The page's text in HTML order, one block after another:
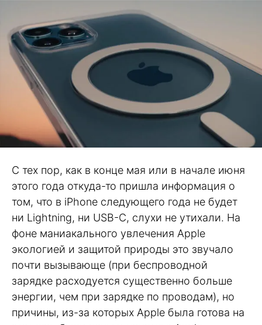
С тех пор, как в конце мая или в начале июня
этого года откуда-то пришла информация о
том, что в iPhone следующего года не будет
ни Lightning, ни USB-C, слухи не утихали. На
фоне маниакального увлечения Apple
экологией и защитой природы это звучало
почти вызывающе (при беспроводной
зарядке расходуется существенно больше
энергии, чем при зарядке по проводам), но
причины, из-за которых Apple была готова на